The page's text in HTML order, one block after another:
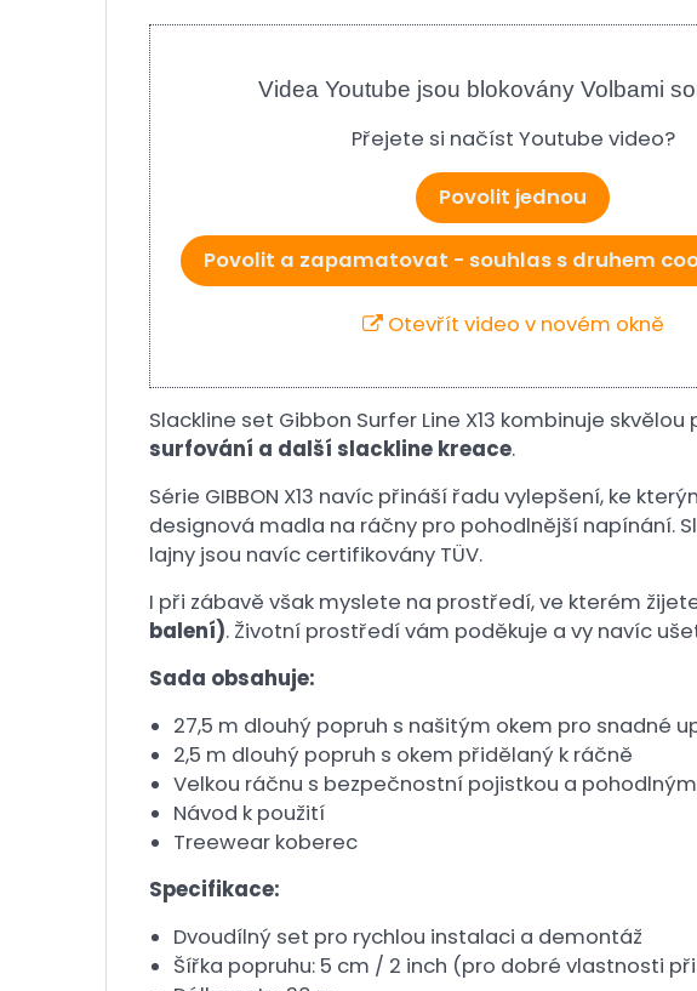
Videa Youtube jsou blokovány Volbami
Přejete si načíst Youtube video?
Povolit jednou
Povolit a zapamatovat - souhlas s druhem
Otevřít video v novém okně
Slackline set Gibbon Surfer Line X13 kombinuje
surfování a další slackline kreace.
Série GIBBON X13 navíc přináší řadu vylepšení, ke
designová madla na ráčny pro pohodlnější napínání.
lajny jsou navíc certifikovány TÜV.
I při zábavě však myslete na prostředí, ve kterém
balení). Životní prostředí vám poděkuje a vy navíc
Sada obsahuje:
27,5 m dlouhý popruh s našitým okem pro snadné
2,5 m dlouhý popruh s okem přidělaný k ráčně
Velkou ráčnu s bezpečnostní pojistkou a
Návod k použití
Treewear koberec
Specifikace:
Dvoudílný set pro rychlou instalaci a demontáž
Šířka popruhu: 5 cm / 2 inch (pro dobré vlastnosti